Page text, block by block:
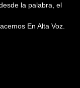
la palabra, el
En Alta Voz.